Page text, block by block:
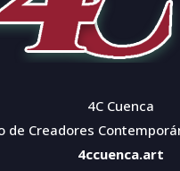
4C Cuenca
de Creadores
4ccuenca.art